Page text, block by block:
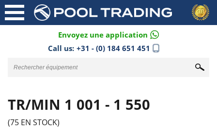
Envoyez une application
Call us: +31 - (0) 184 651 451
TR/MIN 1 001 - 1 550
(75 EN STOCK)